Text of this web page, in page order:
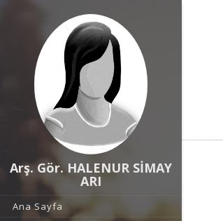
Arş. Gör. HALENUR SİMAY
ARI
Ana Sayfa